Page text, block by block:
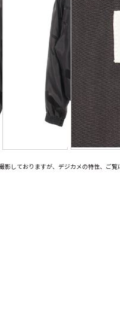
しておりますが、デジカメの特性、ご覧